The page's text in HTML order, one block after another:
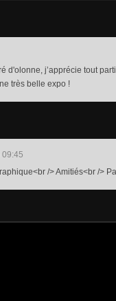
d'olonne, j’apprécie tout
très belle expo !
09:45
/> Amitiés<br />